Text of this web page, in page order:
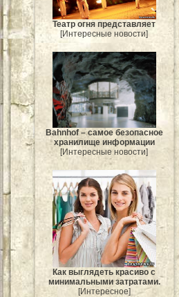
Театр огня представляет
[Интересные новости]
Bahnhof – самое безопасное
хранилище информации
[Интересные новости]
Как выглядеть красиво с
минимальными затратами.
[Интересное]